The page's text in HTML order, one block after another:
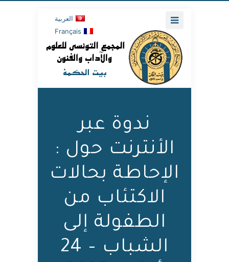
العربية
Français
ندوة عبر
الأنترنت حول :
الإحاطة بحالات
الاكتئاب من
الطفولة إلى
الشباب – 24